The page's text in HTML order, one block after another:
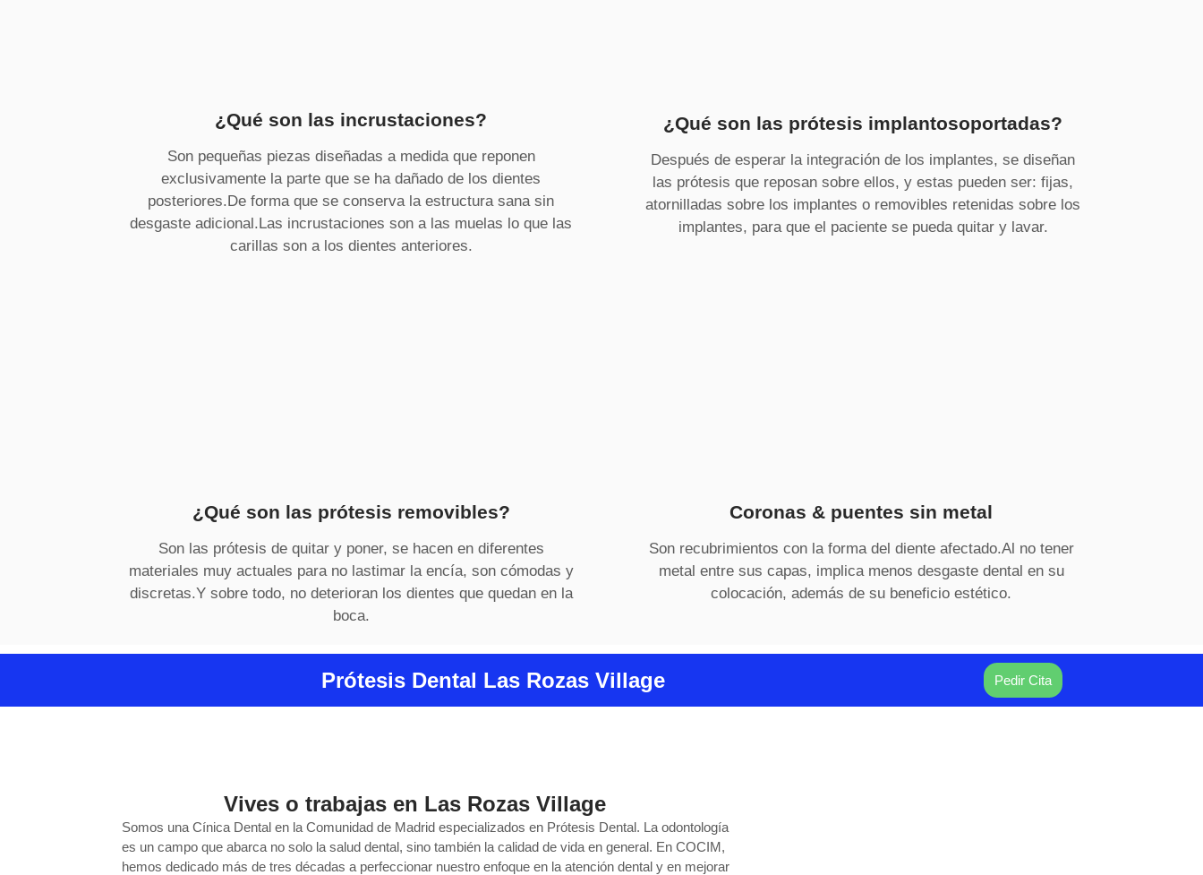
¿Qué son las incrustaciones?
Son pequeñas piezas diseñadas a medida que reponen
exclusivamente la parte que se ha dañado de los dientes
posteriores.De forma que se conserva la estructura sana sin
desgaste adicional.Las incrustaciones son a las muelas lo que las
carillas son a los dientes anteriores.
¿Qué son las prótesis implantosoportadas?
Después de esperar la integración de los implantes, se diseñan
las prótesis que reposan sobre ellos, y estas pueden ser: fijas,
atornilladas sobre los implantes o removibles retenidas sobre los
implantes, para que el paciente se pueda quitar y lavar.
¿Qué son las prótesis removibles?
Son las prótesis de quitar y poner, se hacen en diferentes
materiales muy actuales para no lastimar la encía, son cómodas y
discretas.Y sobre todo, no deterioran los dientes que quedan en la
boca.
Coronas & puentes sin metal​
Son recubrimientos con la forma del diente afectado.Al no tener
metal entre sus capas, implica menos desgaste dental en su
colocación, además de su beneficio estético.
Prótesis Dental Las Rozas Village Pedir Cita
Vives o trabajas en Las Rozas Village
Somos una Cínica Dental en la Comunidad de Madrid especializados en Prótesis Dental. La odontología
es un campo que abarca no solo la salud dental, sino también la calidad de vida en general. En COCIM,
hemos dedicado más de tres décadas a perfeccionar nuestro enfoque en la atención dental y en mejorar